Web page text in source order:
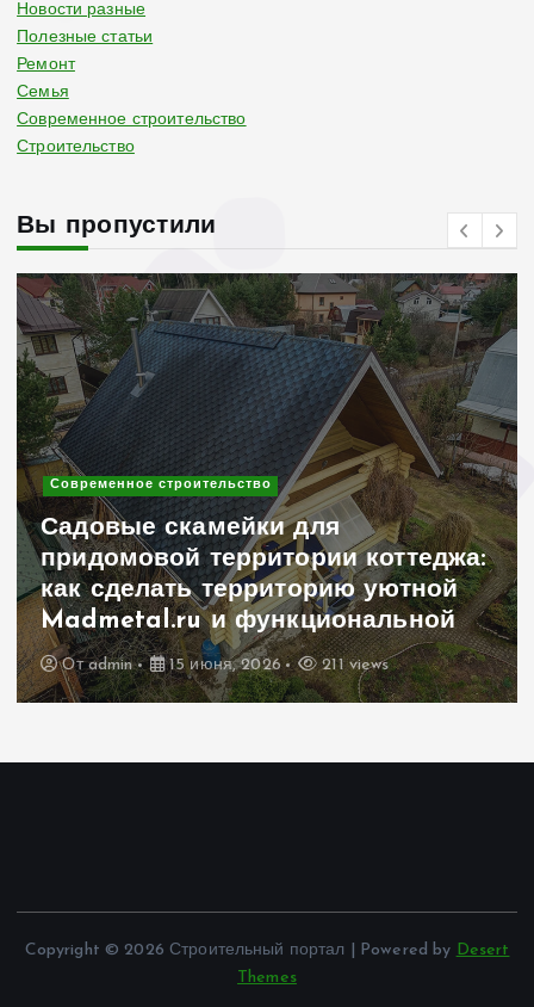
Новости разные
Полезные статьи
Ремонт
Семья
Современное строительство
Строительство
Вы пропустили
Современное строительство
Садовые скамейки для
придомовой территории коттеджа:
как сделать территорию уютной
Madmetal.ru и функциональной
Отadmin 15 июня, 2026 211 views
Copyright © 2026 Строительный портал | Powered by Desert
Themes